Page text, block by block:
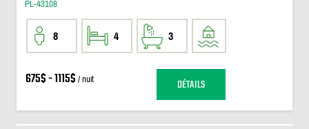
PL-43108
8 4 3
675$ - 1115$ / nuit DÉTAILS